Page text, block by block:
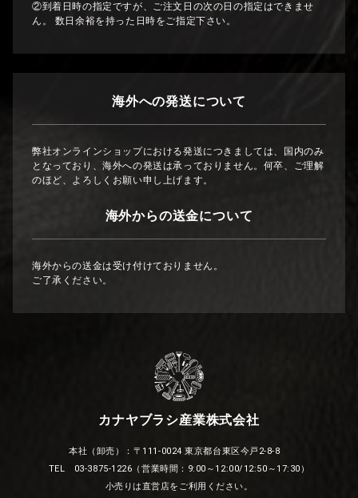
②到着日時の指定ですが、ご注文日の次の日の指定はできませ
ん。 数日余裕を持った日時をご指定下さい。
海外への発送について
弊社オンラインショップにおける発送につきましては、国内のみ
となっており、海外への発送は承っておりません。何卒、ご理解
のほど、よろしくお願い申し上げます。
海外からの送金について
海外からの送金は受け付けておりません。
ご了承ください。
カナヤブラシ産業株式会社
本社（卸売）：〒111-0024 東京都台東区今戸2-8-8
TEL 03-3875-1226（営業時間：9:00～12:00/12:50～17:30）
小売りは直営店をご利用ください。